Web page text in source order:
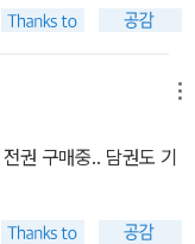
권 구매중.. 담권도 기